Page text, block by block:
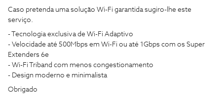
Caso pretenda uma solução Wi-Fi garantida sugiro-lhe este
serviço.
- Tecnologia exclusiva de Wi-Fi Adaptivo
- Velocidade até 500Mbps em Wi-Fi ou até 1Gbps com os Super
Extenders 6e
- Wi-Fi Triband com menos congestionamento
- Design moderno e minimalista
Obrigado